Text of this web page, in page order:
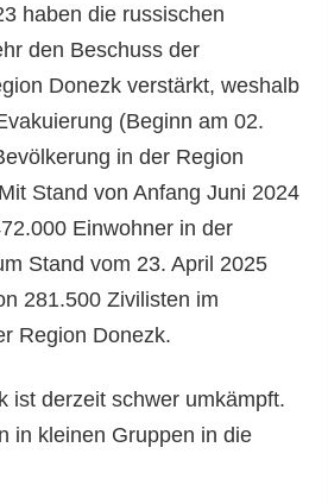
haben die russischen
den Beschuss der
Donezk verstärkt, weshalb
(Beginn am 02.
in der Region
Stand von Anfang Juni 2024
Einwohner in der
Stand vom 23. April 2025
281.500 Zivilisten im
Region Donezk.
ist derzeit schwer umkämpft.
in kleinen Gruppen in die